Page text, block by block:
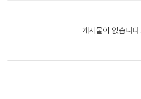
게시물이 없습니다.